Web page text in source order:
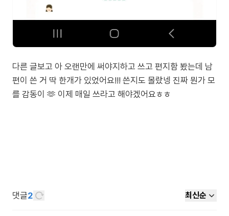
다른 글보고 아 오랜만에 써야지하고 쓰고 편지함 봤는데 남
편이 쓴 거 딱 한개가 있었어요!!! 쓴지도 몰랐넹 진짜 뭔가 모
를 감동이 🫶 이제 매일 쓰라고 해야겠어요ㅎㅎ
댓글2 최신순